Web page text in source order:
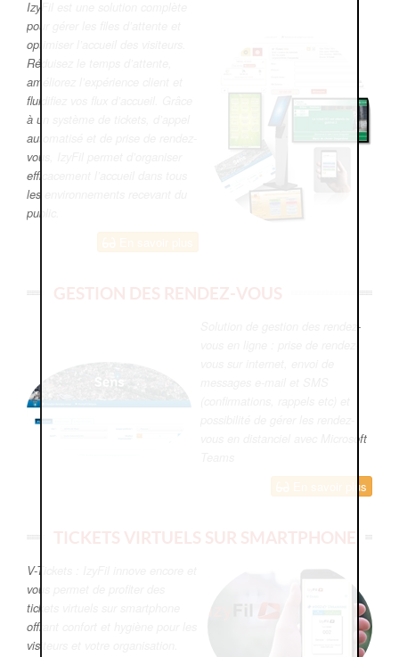
IzyFil est une solution complète
pour gérer les files d’attente et
optimiser l’accueil des visiteurs.
Réduisez le temps d’attente,
améliorez l’expérience client et
fluidifiez vos flux d’accueil. Grâce
à un système de tickets, d’appel
automatisé et de prise de rendez-
vous, IzyFil permet d’organiser
efficacement l’accueil dans tous
les environnements recevant du
public.
GESTION DES RENDEZ-VOUS
Solution de gestion des rendez-
vous en distanciel avec Microsoft
En savoir plus
TICKETS VIRTUELS SUR SMARTPHONE
V-Tickets : IzyFil innove encore et
vous permet de profiter des
tickets virtuels sur smartphone
offrant confort et hygiène pour les
visiteurs et votre organisation.